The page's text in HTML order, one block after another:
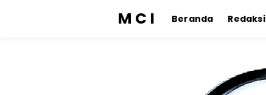
M C I Beranda Redaksi